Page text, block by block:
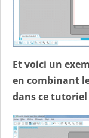
Et voici un
en combinant
dans ce tutoriel